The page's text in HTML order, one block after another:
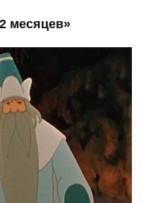
месяцев»